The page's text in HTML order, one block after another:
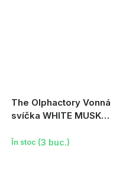
The Olphactory Vonná
svíčka WHITE MUSK
În stoc (3 buc.)